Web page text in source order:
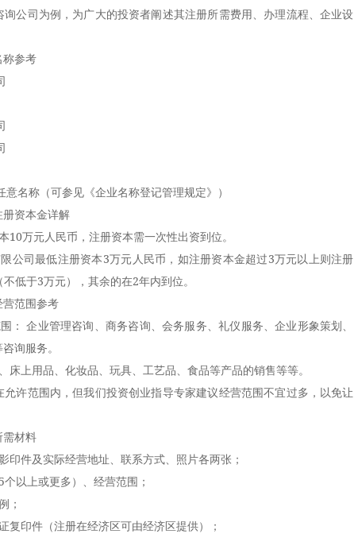
司为例，为广大的投资者阐述其注册所需费用、办理流程、企业设
参考
称（可参见《企业名称登记管理规定》）
资本金详解
万元人民币，注册资本需一次性出资到位。
司最低注册资本3万元人民币，如注册资本金超过3万元以上则注册
低于3万元），其余的在2年内到位。
范围参考
企业管理咨询、商务咨询、会务服务、礼仪服务、企业形象策划、
询服务。
上用品、化妆品、玩具、工艺品、食品等产品的销售等等。
范围内，但我们投资创业指导专家建议经营范围不宜过多，以免让
材料
件及实际经营地址、联系方式、照片各两张；
以上或更多）、经营范围；
；
印件（注册在经济区可由经济区提供）；